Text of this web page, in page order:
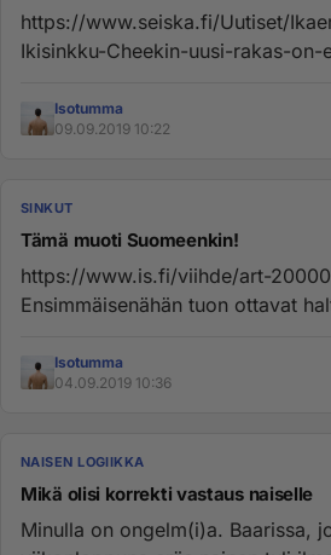
https://www.seiska.fi/Uutiset/
Ikisinkku-Cheekin-uusi-rakas-on-
Isotumma
09.09.2019 10:22
SINKUT
Tämä muoti Suomeenkin!
https://www.is.fi/viihde/art-
Ensimmäisenähän tuon ottavat
Isotumma
04.09.2019 10:36
NAISEN LOGIIKKA
Mikä olisi korrekti vastaus naiselle
Minulla on ongelm(i)a. Baarissa, jossa käyn,